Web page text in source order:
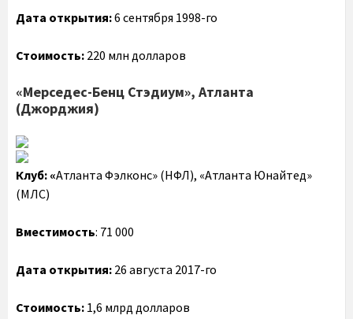
Дата открытия:6 сентября 1998-го
Стоимость: 220 млн долларов
«Мерседес-Бенц Стэдиум», Атланта
(Джорджия)
Клуб: «Атланта Фэлконс» (НФЛ), «Атланта Юнайтед»
(МЛС)
Вместимость: 71 000
Дата открытия: 26 августа 2017-го
Стоимость: 1,6 млрд долларов